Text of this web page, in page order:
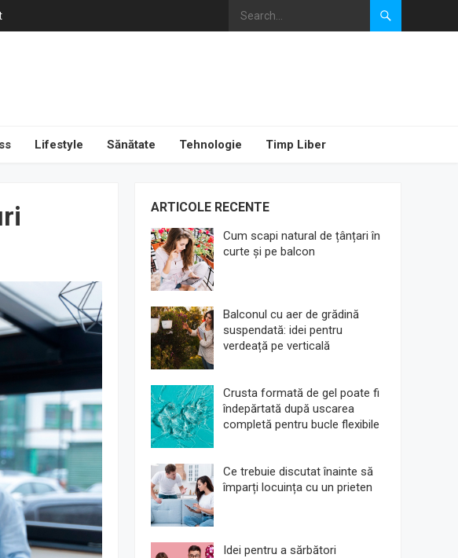
Lifestyle Sănătate Tehnologie Timp Liber
ARTICOLE RECENTE
Cum scapi natural de țânțari în
curte și pe balcon
Balconul cu aer de grădină
suspendată: idei pentru
verdeață pe verticală
Crusta formată de gel poate fi
îndepărtată după uscarea
completă pentru bucle flexibile
Ce trebuie discutat înainte să
împarți locuința cu un prieten
Idei pentru a sărbători